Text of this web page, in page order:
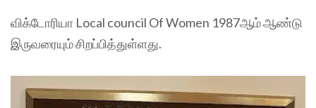
விக்டோரியா Local council Of Women 1987ஆம் ஆண்டு
இருவரையும் சிறப்பித்துள்ளது.